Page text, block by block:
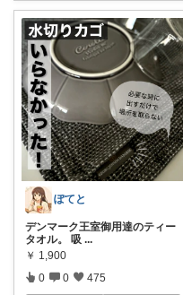
ぽてと
デンマーク王室御用達のティー
タオル。 吸 ...
￥ 1,900
0 0 475